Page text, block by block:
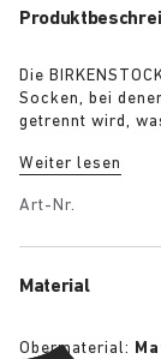
Die
Socken, bei
getrennt wird,
Weiter lesen
Art-Nr.
Material
Obermaterial: